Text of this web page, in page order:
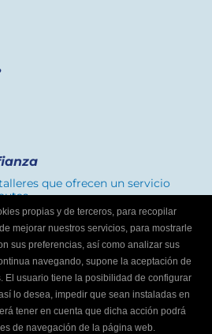
que ofrecen un servicio
cómo formar parte de
propias y de terceros, para recopilar
mejorar nuestros servicios, para mostrarle
sus preferencias, así como analizar sus
navegando, supone la aceptación de
El usuario tiene la posibilidad de configurar
lo desea, impedir que sean instaladas en
tener en cuenta que dicha acción podrá
de navegación de la página web.